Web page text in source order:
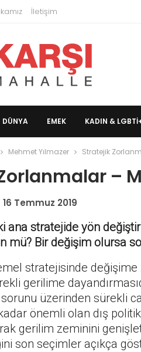
İletişim
DÜNYA EMEK KADIN &
Mehmet Yılmazer Stratejik
–
16 Temmuz 2019
ana stratejide yön
mü? Bir değişim olursa
stratejisinde
gerilime
üzerinden sürekli
önemli olan dış
gerilim zeminini
son seçimler açıkça